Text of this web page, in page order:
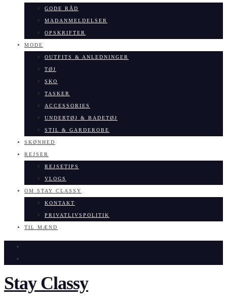
GODE RÅD
MADANMELDELSER
OPSKRIFTER
MODE
OUTFITS & ANLEDNINGER
TØJ
SKO
TASKER
ACCESSORIES
UNDERTØJ & BADETØJ
STIL & GARDEROBE
SKØNHED
REJSER
REJSETIPS
VLOGS
OM STAY CLASSY
KONTAKT
PRIVATLIVSPOLITIK
TIL MÆND
Stay Classy